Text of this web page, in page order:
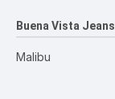
Buena Vista Jeans
Malibu